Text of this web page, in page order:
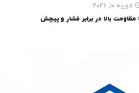
فوریه 10, 2026
بالا در برابر فشار و پیچش